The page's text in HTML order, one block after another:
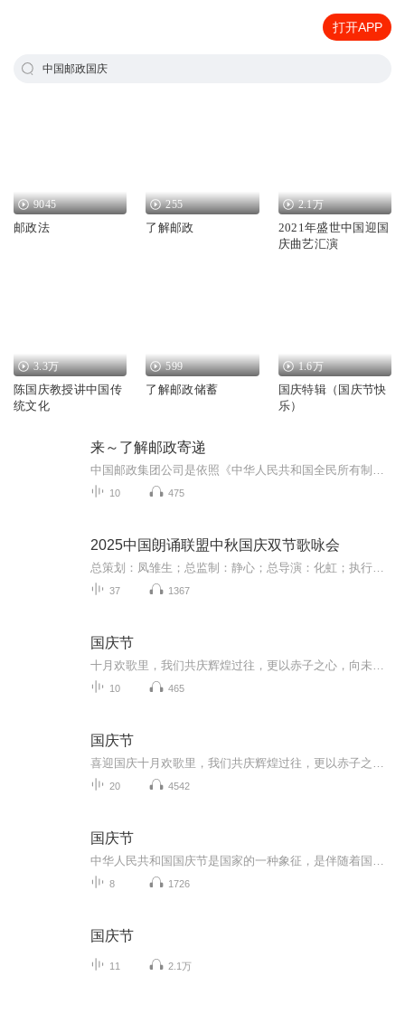
打开APP
中国邮政国庆
9045
邮政法
255
了解邮政
2.1万
2021年盛世中国迎国
庆曲艺汇演
3.3万
陈国庆教授讲中国传
统文化
599
了解邮政储蓄
1.6万
国庆特辑（国庆节快
乐）
来～了解邮政寄递
10 475
2025中国朗诵联盟中秋国庆双节歌咏会
37 1367
国庆节
10 465
国庆节
20 4542
国庆节
8 1726
国庆节
11 2.1万